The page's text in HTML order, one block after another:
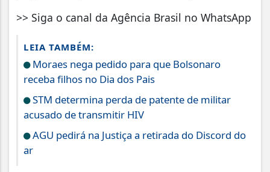
>> Siga o canal da Agência Brasil no WhatsApp
LEIA TAMBÉM:
Moraes nega pedido para que Bolsonaro
receba filhos no Dia dos Pais
STM determina perda de patente de militar
acusado de transmitir HIV
AGU pedirá na Justiça a retirada do Discord do
ar